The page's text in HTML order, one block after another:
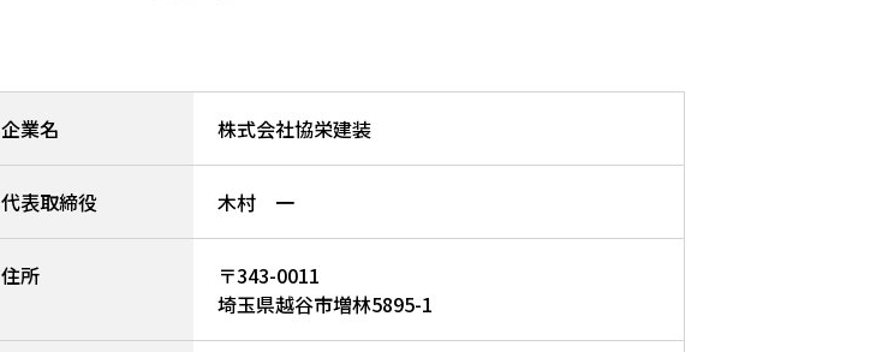
企業名 株式会社協栄建装
代表取締役 木村 一
住所
〒343-0011
埼玉県越谷市増林5895-1